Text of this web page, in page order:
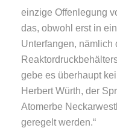
einzige Offenlegung
das, obwohl erst in
Unterfangen, nämlich
gebe es überhaupt
Herbert Würth, der
Atomerbe
geregelt werden.“